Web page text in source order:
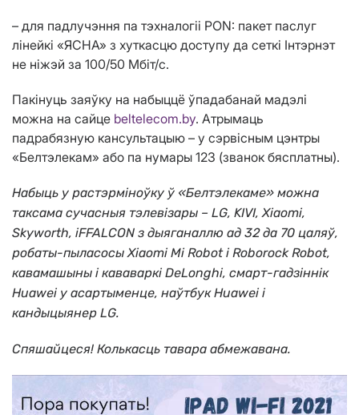
– для падлучэння па тэхналогіі PON: пакет паслуг
лінейкі «ЯСНА» з хуткасцю доступу да сеткі Інтэрнэт
не ніжэй за 100/50 Мбіт/с.
Пакінуць заяўку на набыццё ўпадабанай мадэлі
можна на сайце beltelecom.by. Атрымаць
падрабязную кансультацыю – у сэрвісным цэнтры
«Белтэлекам» або па нумары 123 (званок бясплатны).
Набыць у растэрміноўку ў «Белтэлекаме» можна
таксама сучасныя тэлевізары – LG, KIVI, Xiaomi,
Skyworth, iFFALCON з дыяганаллю ад 32 да 70 цаляў,
робаты-пыласосы Xiaomi Mi Robot і Roborock Robot,
кавамашыны і кававаркі DeLonghi, смарт-гадзіннік
Huawei у асартыменце, наўтбук Huawei і
кандыцыянер LG.
Спяшайцеся! Колькасць тавара абмежавана.